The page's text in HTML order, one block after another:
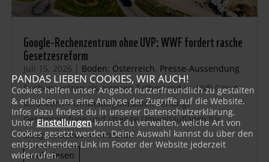
Google-Rechenzentrum ohne UVP: WWF fordert rasche
Gesetzesreform
Juli 15, 2026 | Boden, Österreich, Presse-Aussendung
Rechenzentren als eigenen Tatbestand im UVP-Gesetz
verankern – Umweltorganisation verlangt
Gesamtprüfung und strenge Umweltauflagen für
Google-Ausbau in Kronstorf
mehr lesen
PANDAS LIEBEN COOKIES, WIR AUCH!
Cookies helfen unser Angebot nutzerfreundlich zu gestalten
& erlauben uns eine Analyse der Zugriffe auf die Website.
Infos dazu findest du in unserer Datenschutzerklärung.
UnterEinstellungen kannst du verwalten, welche Art von
Cookies gesetzt werden. Deine Auswahl kannst du über den
entsprechenden Link im Footer der Website jederzeit
widerrufen.